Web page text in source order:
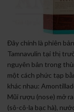
Đây chính là phiên
Tamnavulin tại thị
nguyên bản trong
một cách phức tạp
khác nhau:
Mũi rượu (nose) mở
(sô-cô-la bạc hà),